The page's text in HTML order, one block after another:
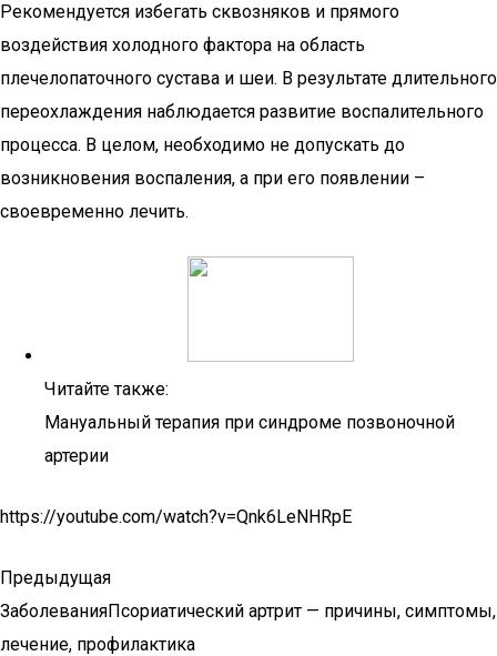
Рекомендуется избегать сквозняков и прямого
воздействия холодного фактора на область
плечелопаточного сустава и шеи. В результате длительного
переохлаждения наблюдается развитие воспалительного
процесса. В целом, необходимо не допускать до
возникновения воспаления, а при его появлении –
своевременно лечить.
Читайте также:
Мануальный терапия при синдроме позвоночной
артерии
https://youtube.com/watch?v=Qnk6LeNHRpE
Предыдущая
ЗаболеванияПсориатический артрит — причины, симптомы,
лечение, профилактика